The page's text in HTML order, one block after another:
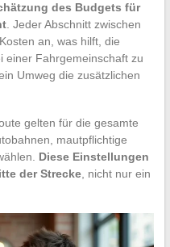
des Budgets für
. Jeder Abschnitt zwischen
an, was hilft, die
einer Fahrgemeinschaft zu
Umweg die zusätzlichen
gelten für die gesamte
mautpflichtige
Diese Einstellungen
der Strecke, nicht nur ein